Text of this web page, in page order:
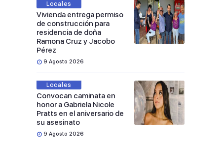
Locales
Vivienda entrega permiso
de construcción para
residencia de doña
Ramona Cruz y Jacobo
Pérez
9 Agosto 2026
Locales
Convocan caminata en
honor a Gabriela Nicole
Pratts en el aniversario de
su asesinato
9 Agosto 2026